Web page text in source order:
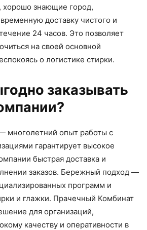
хорошо знающие город,
доставку чистого и
24 часов. Это позволяет
на своей основной
о логистике стирки.
заказывать
многолетний опыт работы с
гарантирует высокое
быстрая доставка и
заказов. Бережный подход —
программ и
и глажки. Прачечный Комбинат
для организаций,
качеству и оперативности в